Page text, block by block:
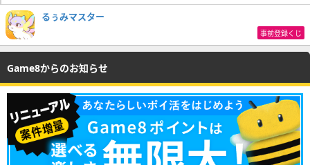
るぅみマスター
事前登録くじ
Game8からのお知らせ